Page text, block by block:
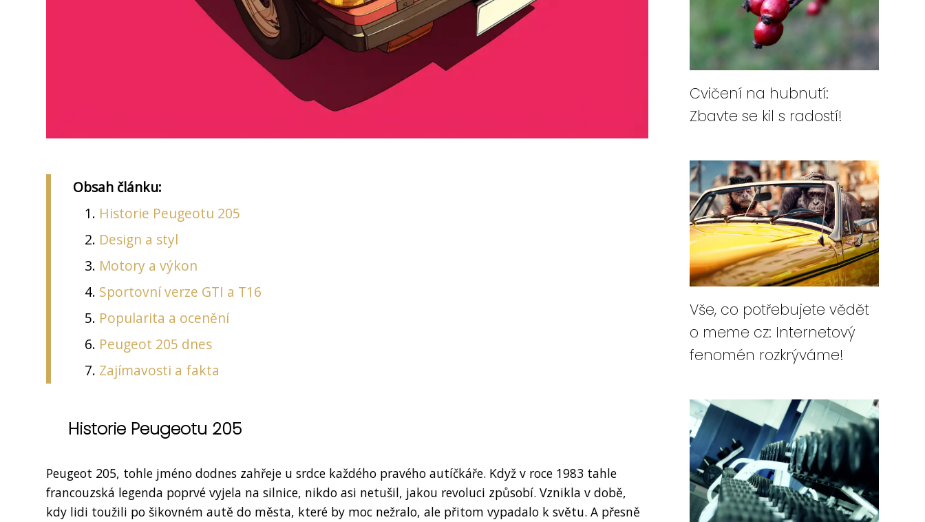
Obsah článku:
Historie Peugeotu 205
Design a styl
Motory a výkon
Sportovní verze GTI a T16
Popularita a ocenění
Peugeot 205 dnes
Zajímavosti a fakta
Historie Peugeotu 205
Peugeot 205, tohle jméno dodnes zahřeje u srdce každého pravého autíčkáře. Když v roce 1983 tahle
francouzská legenda poprvé vyjela na silnice, nikdo asi netušil, jakou revoluci způsobí. Vznikla v době,
kdy lidi toužili po šikovném autě do města, které by moc nežralo, ale přitom vypadalo k světu. A přesně
Cvičení na hubnutí:
Zbavte se kil s radostí!
Vše, co potřebujete vědět
o meme cz: Internetový
fenomén rozkrýváme!